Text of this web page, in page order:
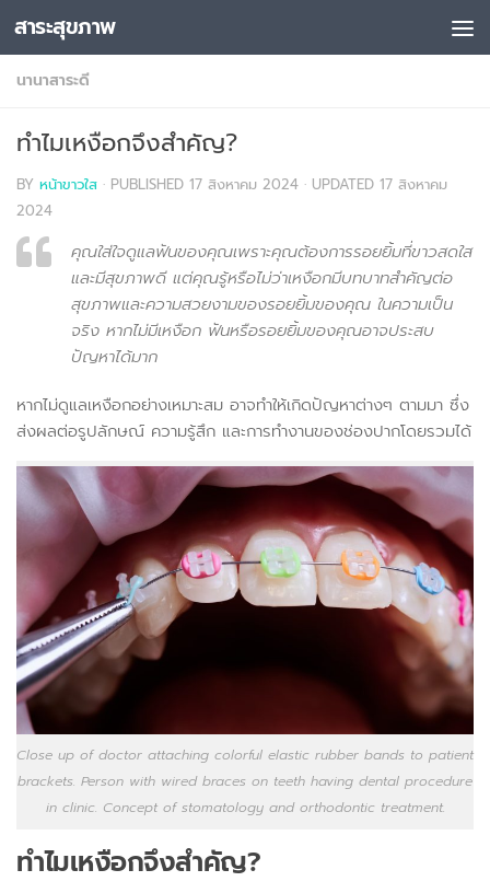
Skip to content
สาระสุขภาพ
นานาสาระดี
ทำไมเหงือกจึงสำคัญ?
BY หน้าขาวใส · PUBLISHED 17 สิงหาคม 2024 · UPDATED 17 สิงหาคม
2024
คุณใส่ใจดูแลฟันของคุณเพราะคุณต้องการรอยยิ้มที่ขาวสดใส
และมีสุขภาพดี แต่คุณรู้หรือไม่ว่าเหงือกมีบทบาทสำคัญต่อ
สุขภาพและความสวยงามของรอยยิ้มของคุณ ในความเป็น
จริง หากไม่มีเหงือก ฟันหรือรอยยิ้มของคุณอาจประสบ
ปัญหาได้มาก
หากไม่ดูแลเหงือกอย่างเหมาะสม อาจทำให้เกิดปัญหาต่างๆ ตามมา ซึ่ง
ส่งผลต่อรูปลักษณ์ ความรู้สึก และการทำงานของช่องปากโดยรวมได้
Close up of doctor attaching colorful elastic rubber bands to patient
brackets. Person with wired braces on teeth having dental procedure
in clinic. Concept of stomatology and orthodontic treatment.
ทำไมเหงือกจึงสำคัญ?